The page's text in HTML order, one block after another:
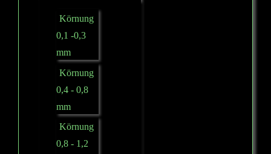
Körnung
0,1 -0,3
mm
Körnung
0,4 - 0,8
mm
Körnung
0,8 - 1,2